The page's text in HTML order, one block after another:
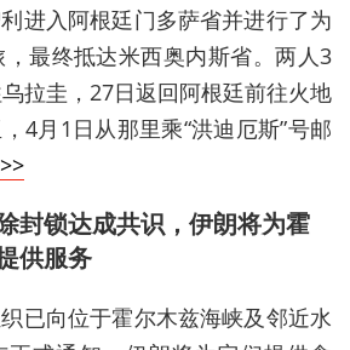
进入阿根廷门多萨省并进行了为
最终抵达米西奥内斯省。两人3
拉圭，27日返回阿根廷前往火地
4月1日从那里乘“洪迪厄斯”号邮
封锁达成共识，伊朗将为霍
供服务
已向位于霍尔木兹海峡及邻近水